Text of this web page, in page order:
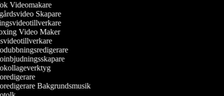
Videomakare
Skapare
Video Maker
Bakgrundsmusik